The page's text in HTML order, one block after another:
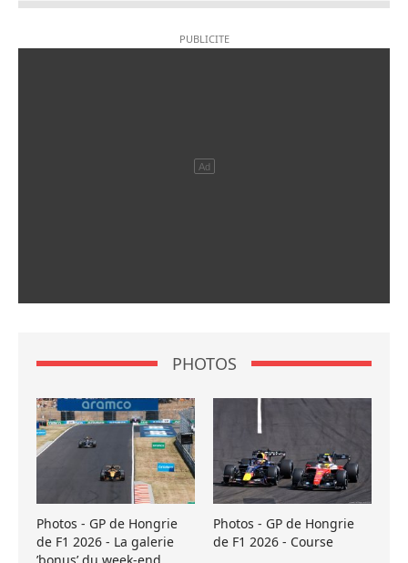
PHOTOS
Photos - GP de Hongrie
de F1 2026 - La galerie
Photos - GP de Hongrie
de F1 2026 - Course